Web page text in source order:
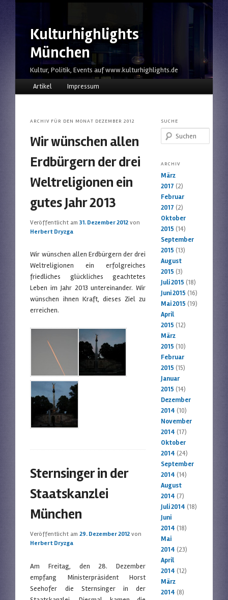
Kulturhighlights
München
Kultur, Politik, Events auf www.kulturhighlights.de
HauptmenüZum Inhalt wechseln
Zum sekundären Inhalt wechseln
Artikel Impressum
ARCHIV FÜR DEN MONAT DEZEMBER 2012
Wir wünschen allen
Erdbürgern der drei
Weltreligionen ein
gutes Jahr 2013
Veröffentlicht am31. Dezember 2012 von
Herbert Dryzga
Wir wünschen allen Erdbürgern der drei
Weltreligionen ein erfolgreiches
friedliches glückliches geachtetes
Leben im Jahr 2013 untereinander. Wir
wünschen ihnen Kraft, dieses Ziel zu
erreichen.
Sternsinger in der
Staatskanzlei
München
Veröffentlicht am29. Dezember 2012 von
Herbert Dryzga
Am Freitag, den 28. Dezember
empfang Ministerpräsident Horst
Seehofer die Sternsinger in der
SUCHE
Suchen
ARCHIV
März
2017 (2)
Februar
2017 (2)
Oktober
2015 (14)
September
2015 (13)
August
2015 (3)
Juli 2015 (18)
Juni 2015 (16)
Mai 2015 (19)
April
2015 (12)
März
2015 (10)
Februar
2015 (15)
Januar
2015 (14)
Dezember
2014 (10)
November
2014 (17)
Oktober
2014 (24)
September
2014 (14)
August
2014 (7)
Juli 2014 (18)
Juni
2014 (18)
Mai
2014 (23)
April
2014 (12)
März
2014 (8)